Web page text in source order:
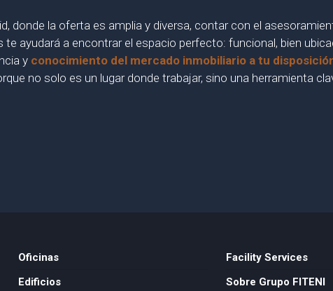
donde la oferta es amplia y diversa, contar con el
te ayudará a encontrar el espacio perfecto: funcional, bien
y conocimiento del mercado inmobiliario a tu
no solo es un lugar donde trabajar, sino una herramienta
Oficinas
Edificios
Facility Services
Sobre Grupo FITENI